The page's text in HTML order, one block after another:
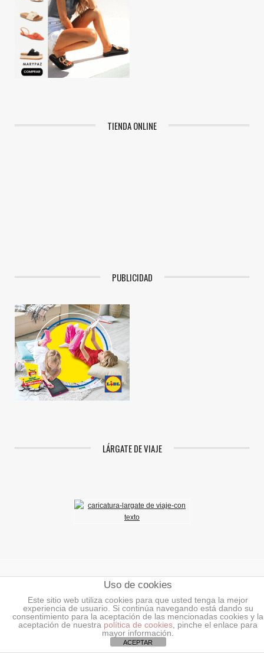
TIENDA ONLINE
PUBLICIDAD
LÁRGATE DE VIAJE
Aviso Legal |Política de Privacidad |Política de Cookies
©2018 Mundoenlaces.Todos los derechos reservados.
INICIO AÑADIR ENLACES O BANNERS NOTICIAS
BLOG DE LA
TIENDA
Uso de cookies
Este sitio web utiliza cookies para que usted tenga la mejor
experiencia de usuario. Si continúa navegando está dando su
consentimiento para la aceptación de las mencionadas cookies y la
aceptación de nuestra política de cookies , pinche el enlace para
mayor información.
ACEPTAR